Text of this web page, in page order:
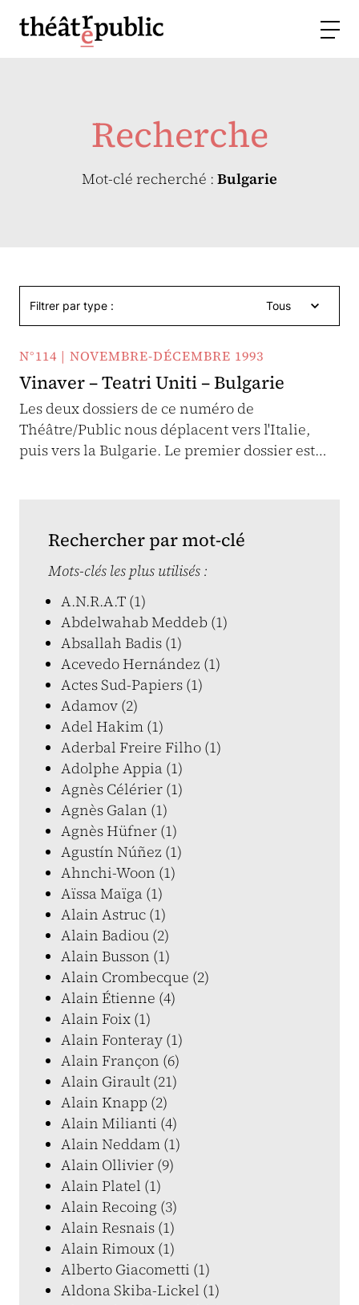
Recherche
Mot-clé recherché : Bulgarie
Filtrer par type : Tous
N°114 | NOVEMBRE-DÉCEMBRE 1993
Vinaver – Teatri Uniti – Bulgarie
Les deux dossiers de ce numéro de
Théâtre/Public nous déplacent vers l'Italie,
puis vers la Bulgarie. Le premier dossier est…
Rechercher par mot-clé
Mots-clés les plus utilisés :
A.N.R.A.T (1)
Abdelwahab Meddeb (1)
Absallah Badis (1)
Acevedo Hernández (1)
Actes Sud-Papiers (1)
Adamov (2)
Adel Hakim (1)
Aderbal Freire Filho (1)
Adolphe Appia (1)
Agnès Célérier (1)
Agnès Galan (1)
Agnès Hüfner (1)
Agustín Núñez (1)
Ahnchi-Woon (1)
Aïssa Maïga (1)
Alain Astruc (1)
Alain Badiou (2)
Alain Busson (1)
Alain Crombecque (2)
Alain Étienne (4)
Alain Foix (1)
Alain Fonteray (1)
Alain Françon (6)
Alain Girault (21)
Alain Knapp (2)
Alain Milianti (4)
Alain Neddam (1)
Alain Ollivier (9)
Alain Platel (1)
Alain Recoing (3)
Alain Resnais (1)
Alain Rimoux (1)
Alberto Giacometti (1)
Aldona Skiba-Lickel (1)